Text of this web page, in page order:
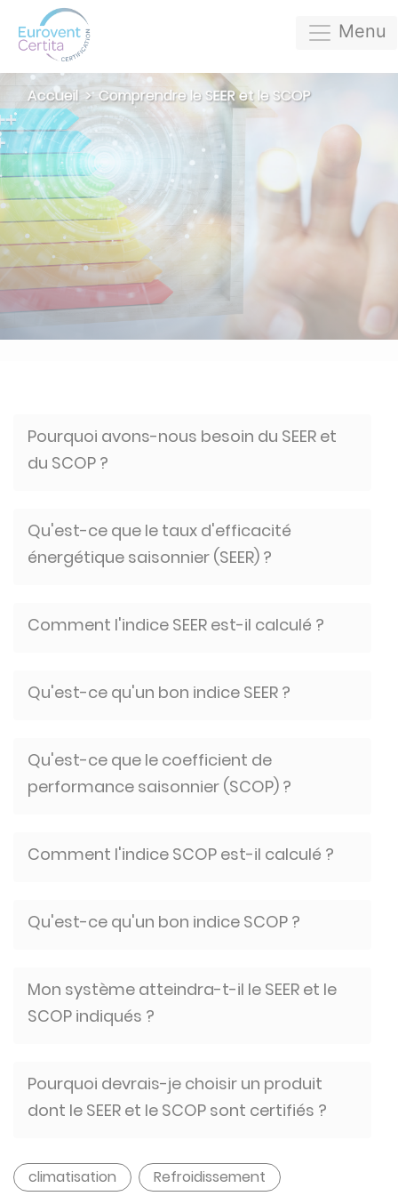
Menu
Accueil Comprendre le SEER et le SCOP
Pourquoi avons-nous besoin du SEER et
du SCOP ?
Qu'est-ce que le taux d'efficacité
énergétique saisonnier (SEER) ?
Comment l'indice SEER est-il calculé ?
Qu'est-ce qu'un bon indice SEER ?
Qu'est-ce que le coefficient de
performance saisonnier (SCOP) ?
Comment l'indice SCOP est-il calculé ?
Qu'est-ce qu'un bon indice SCOP ?
Mon système atteindra-t-il le SEER et le
SCOP indiqués ?
Pourquoi devrais-je choisir un produit
dont le SEER et le SCOP sont certifiés ?
climatisation Refroidissement